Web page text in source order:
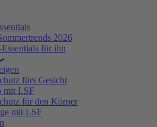
2026
für ihn
fürs Gesicht
mit LSF
für den Körper
mit LSF